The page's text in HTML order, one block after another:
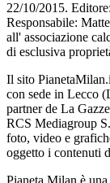
22/10/2015.
Responsabile:
all' associazione
di esclusiva
Il sito
con sede in Lecco
partner de La
RCS Mediagroup
foto, video e
oggetto i contenuti
Pianeta Milan è